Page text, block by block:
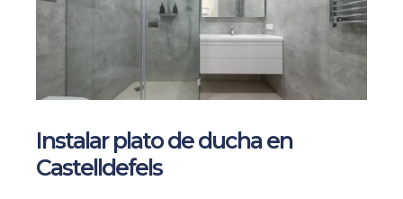
Instalar plato de ducha en
Castelldefels